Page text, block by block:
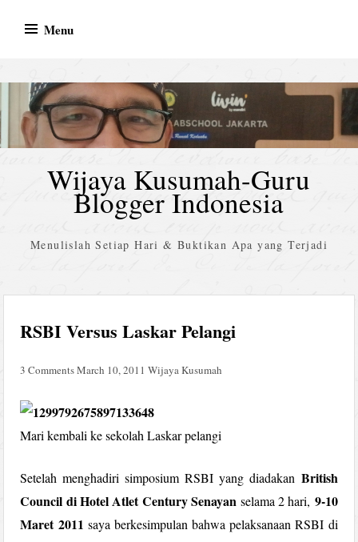
Menu
Wijaya Kusumah-Guru
Blogger Indonesia
Menulislah Setiap Hari & Buktikan Apa yang Terjadi
RSBI Versus Laskar Pelangi
3 CommentsMarch 10, 2011 Wijaya Kusumah
Mari kembali ke sekolah Laskar pelangi
Setelah menghadiri simposium RSBI yang diadakan British
Council di Hotel Atlet Century Senayan selama 2 hari, 9-10
Maret 2011 saya berkesimpulan bahwa pelaksanaan RSBI di